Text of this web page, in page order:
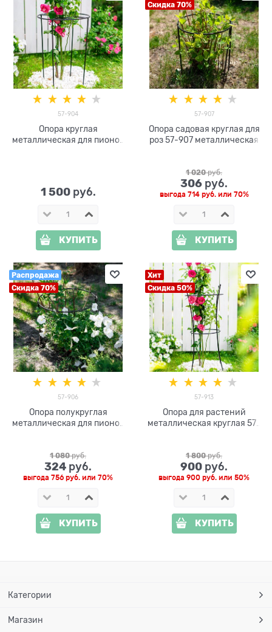
57-904
Опора круглая
металлическая для пионов
1 500 руб.
КУПИТЬ
Скидка 70%
57-907
Опора садовая круглая для
роз 57-907 металлическая
1 020 руб.
306 руб.
выгода 714 руб.или 70%
КУПИТЬ
Распродажа
Скидка 70%
57-906
Опора полукруглая
металлическая для пионов
1 080 руб.
324 руб.
выгода 756 руб. или 70%
КУПИТЬ
Хит
Скидка 50%
57-913
Опора для растений
металлическая круглая 57-
1 800 руб.
900 руб.
выгода 900 руб. или 50%
КУПИТЬ
Категории
Магазин